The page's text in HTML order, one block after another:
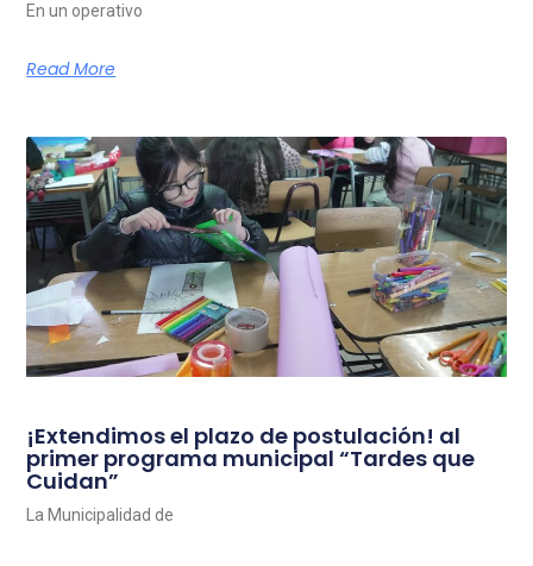
En un operativo
Read More
¡Extendimos el plazo de postulación! al
primer programa municipal “Tardes que
Cuidan”
La Municipalidad de